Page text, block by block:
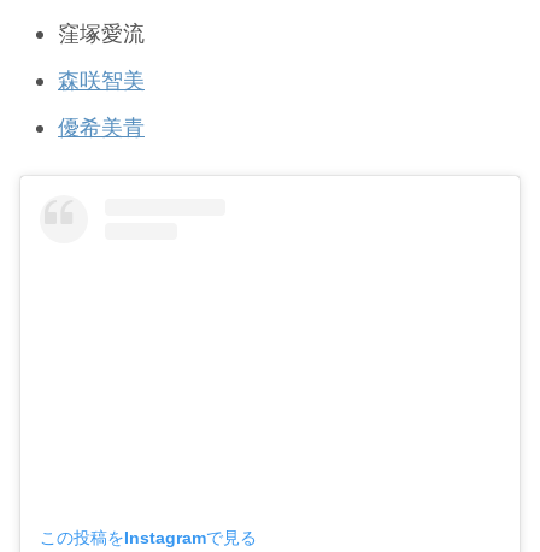
窪塚愛流
森咲智美
優希美青
この投稿をInstagramで見る